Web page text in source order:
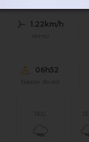
1.22km/h
Vento
06h52
Nascer do sol
SEG